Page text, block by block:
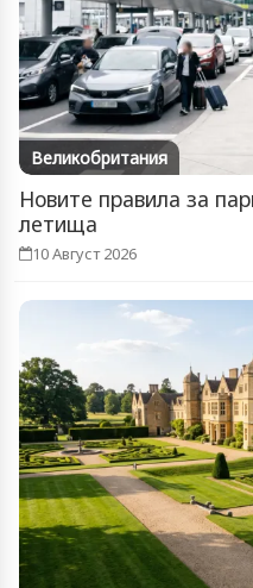
Великобритания
Новите правила за
летища
10 Август 2026